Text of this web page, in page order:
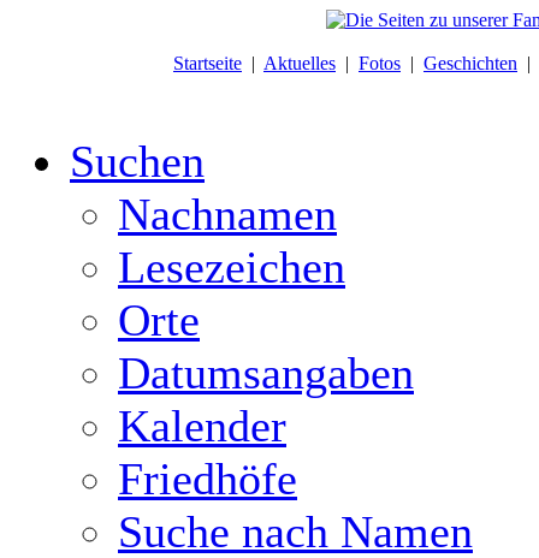
Startseite | Aktuelles | Fotos | Geschichten |
Suchen
Nachnamen
Lesezeichen
Orte
Datumsangaben
Kalender
Friedhöfe
Suche nach Namen